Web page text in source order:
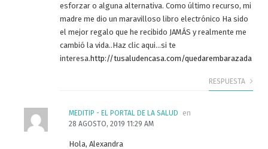
esforzar o alguna alternativa. Como último recurso, mi
madre me dio un maravilloso libro electrónico Ha sido
el mejor regalo que he recibido JAMÁS y realmente me
cambió la vida..Haz clic aqui…si te
interesa.http://tusaludencasa.com/quedarembarazada
RESPUESTA
MEDITIP - EL PORTAL DE LA SALUD
en
28 AGOSTO, 2019 11:29 AM
Hola, Alexandra